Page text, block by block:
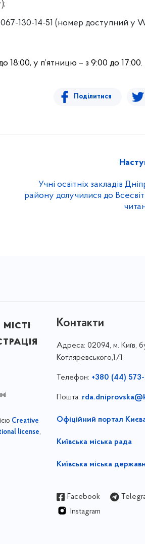
067-130-14-51 (номер доступний у
у п’ятницю – з 9:00 до 17:00.
Поділитися
Учні освітніх закладів
району долучилися до
Creative
license,
Контакти
Адреса: 02094, м. Київ,
Котляревського,1/1
Телефон: +380 (44)
Пошта:
Офіційний портал
Київська міська рада
Київська міська
Facebook
Instagram